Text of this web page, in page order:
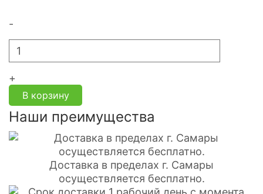
-
+
В корзину
Наши преимущества
Доставка в пределах г. Самары
осуществляется бесплатно.